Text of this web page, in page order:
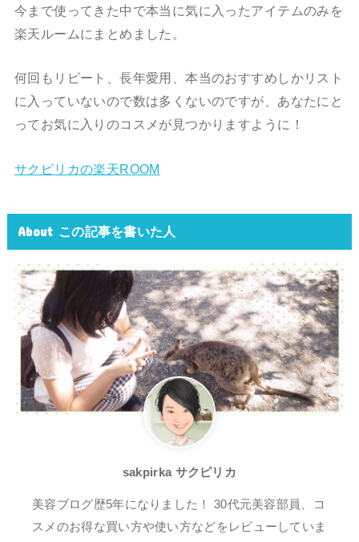
今まで使ってきた中で本当に気に入ったアイテムのみを
楽天ルームにまとめました。
何回もリピート、長年愛用、本当のおすすめしかリスト
に入っていないので数は多くないのですが、あなたにと
ってお気に入りのコスメが見つかりますように！
サクピリカの楽天ROOM
About この記事を書いた人
sakpirka サクピリカ
美容ブログ歴5年になりました！ 30代元美容部員、コ
スメのお得な買い方や使い方などをレビューしていま